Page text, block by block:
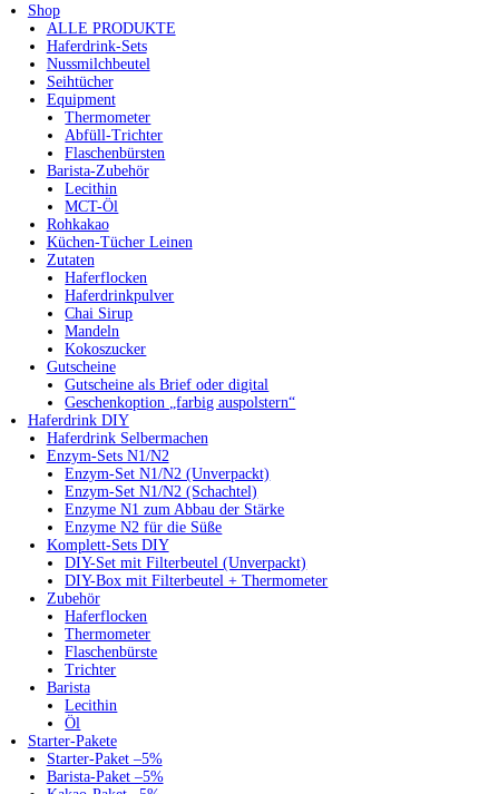
Shop
ALLE PRODUKTE
Haferdrink-Sets
Nussmilchbeutel
Seihtücher
Equipment
Thermometer
Abfüll-Trichter
Flaschenbürsten
Barista-Zubehör
Lecithin
MCT-Öl
Rohkakao
Küchen-Tücher Leinen
Zutaten
Haferflocken
Haferdrinkpulver
Chai Sirup
Mandeln
Kokoszucker
Gutscheine
Gutscheine als Brief oder digital
Geschenkoption „farbig auspolstern“
Haferdrink DIY
Haferdrink Selbermachen
Enzym-Sets N1/N2
Enzym-Set N1/N2 (Unverpackt)
Enzym-Set N1/N2 (Schachtel)
Enzyme N1 zum Abbau der Stärke
Enzyme N2 für die Süße
Komplett-Sets DIY
DIY-Set mit Filterbeutel (Unverpackt)
DIY-Box mit Filterbeutel + Thermometer
Zubehör
Haferflocken
Thermometer
Flaschenbürste
Trichter
Barista
Lecithin
Öl
Starter-Pakete
Starter-Paket –5%
Barista-Paket –5%